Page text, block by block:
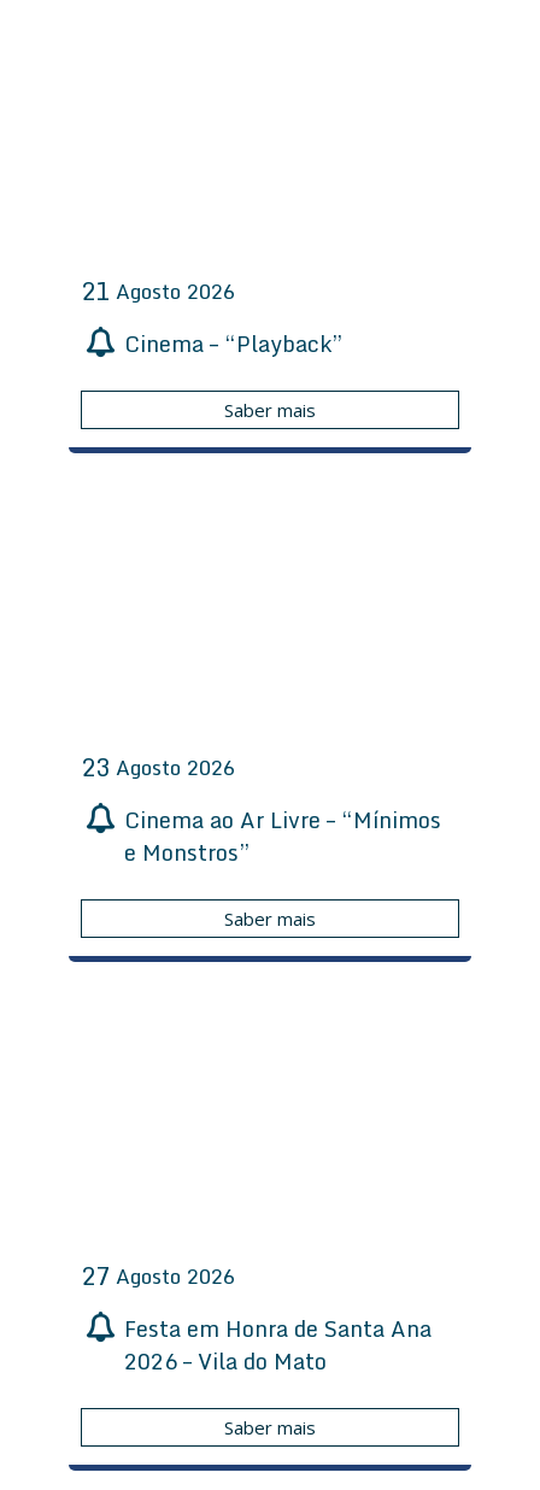
21 Agosto 2026
Cinema – “Playback”
Saber mais
23 Agosto 2026
Cinema ao Ar Livre – “Mínimos
e Monstros”
Saber mais
27 Agosto 2026
Festa em Honra de Santa Ana
2026 – Vila do Mato
Saber mais